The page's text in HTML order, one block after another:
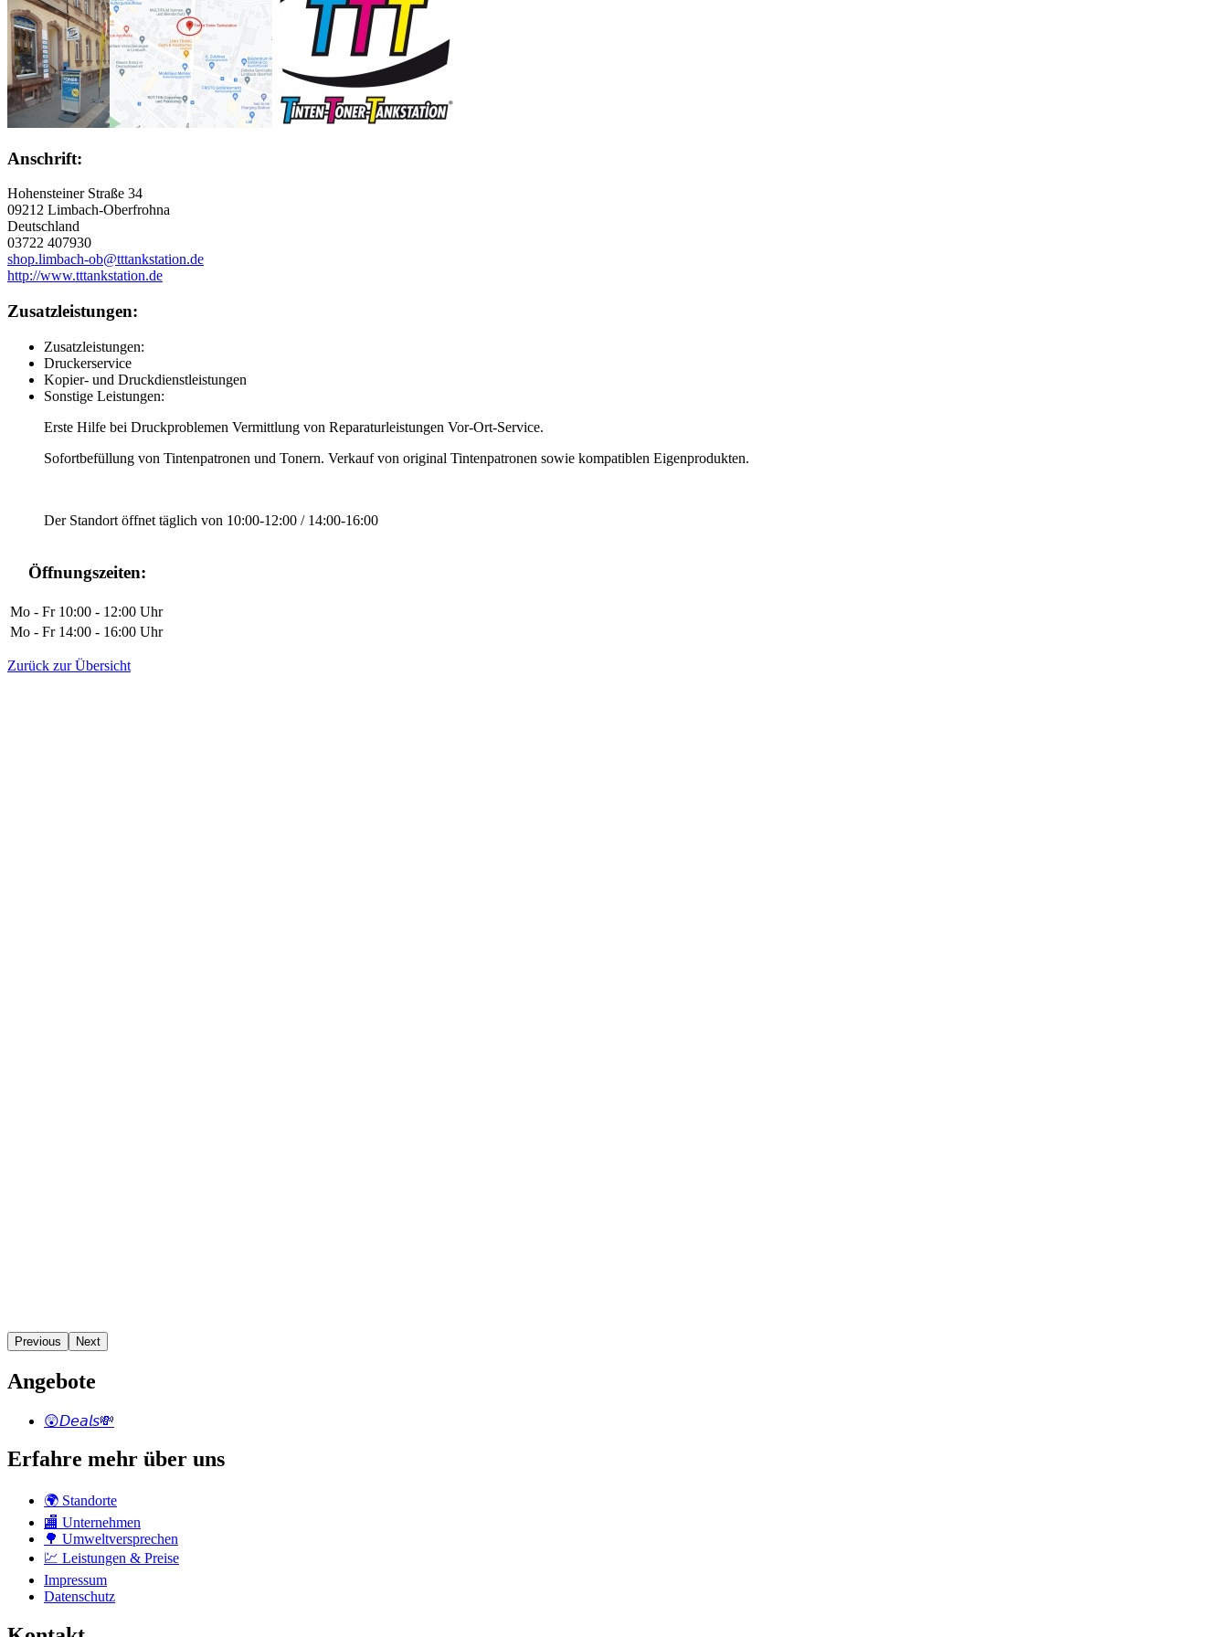
Anschrift:
Hohensteiner Straße 34
09212 Limbach-Oberfrohna
Deutschland
03722 407930
shop.limbach-ob@tttankstation.de
http://www.tttankstation.de
Zusatzleistungen:
Zusatzleistungen:
Druckerservice
Kopier- und Druckdienstleistungen
Sonstige Leistungen:
Erste Hilfe bei Druckproblemen Vermittlung von Reparaturleistungen Vor-Ort-Service.
Sofortbefüllung von Tintenpatronen und Tonern. Verkauf von original Tintenpatronen sowie kompatiblen Eigenprodukten.
Der Standort öffnet täglich von 10:00-12:00 / 14:00-16:00
Öffnungszeiten:
Mo - Fr 10:00 - 12:00 Uhr
Mo - Fr 14:00 - 16:00 Uhr
Zurück zur Übersicht
Previous Next
Angebote
😲𝘋𝘦𝘢𝘭𝘴💸
Erfahre mehr über uns
🌍 Standorte
🏬 Unternehmen
🌳 Umweltversprechen
💹 Leistungen & Preise
Impressum
Datenschutz